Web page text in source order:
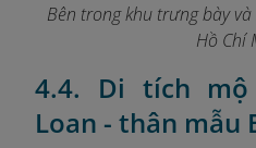
Bên trong khu trưng bày
Hồ Chí
4.4. Di tích mộ
Loan - thân mẫu